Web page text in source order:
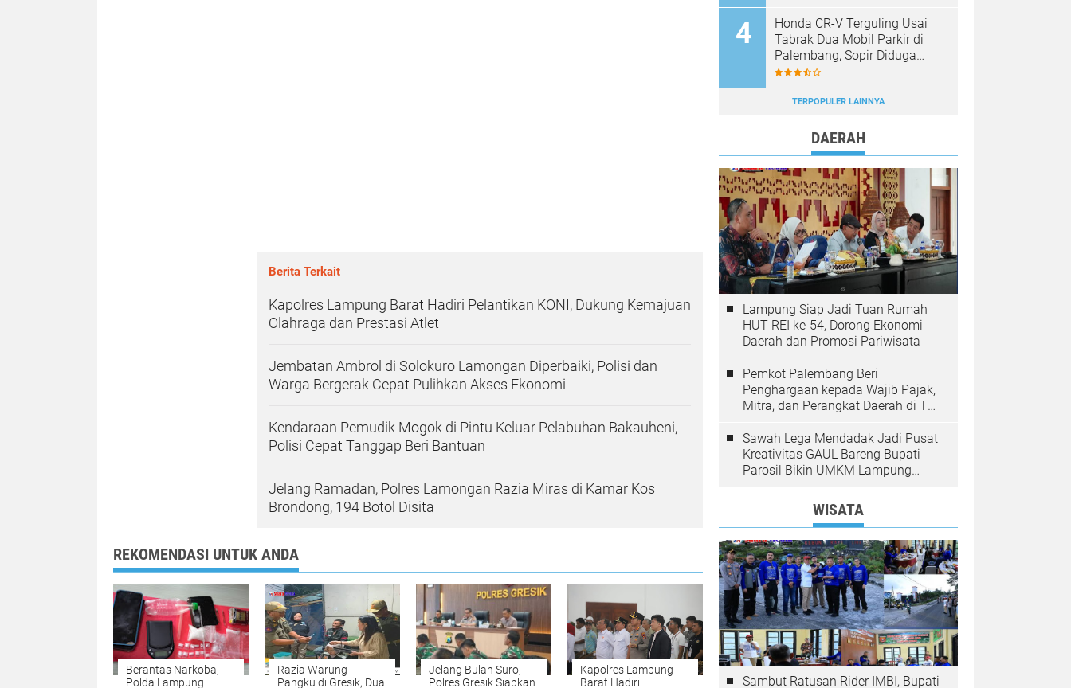
Berita Terkait
Kapolres Lampung Barat Hadiri Pelantikan KONI, Dukung Kemajuan
Olahraga dan Prestasi Atlet
Jembatan Ambrol di Solokuro Lamongan Diperbaiki, Polisi dan
Warga Bergerak Cepat Pulihkan Akses Ekonomi
Kendaraan Pemudik Mogok di Pintu Keluar Pelabuhan Bakauheni,
Polisi Cepat Tanggap Beri Bantuan
Jelang Ramadan, Polres Lamongan Razia Miras di Kamar Kos
Brondong, 194 Botol Disita
REKOMENDASI UNTUK ANDA
Berantas Narkoba,
Polda Lampung
Razia Warung
Pangku di Gresik, Dua
Jelang Bulan Suro,
Polres Gresik Siapkan
Kapolres Lampung
Barat Hadiri
Honda CR-V Terguling Usai
Tabrak Dua Mobil Parkir di
Palembang, Sopir Diduga
Mabuk
TERPOPULER LAINNYA
DAERAH
Lampung Siap Jadi Tuan Rumah
HUT REI ke-54, Dorong Ekonomi
Daerah dan Promosi Pariwisata
Pemkot Palembang Beri
Penghargaan kepada Wajib Pajak,
Mitra, dan Perangkat Daerah di The
Sawah Lega Mendadak Jadi Pusat
Kreativitas GAUL Bareng Bupati
Parosil Bikin UMKM Lampung
WISATA
Sambut Ratusan Rider IMBI, Bupati